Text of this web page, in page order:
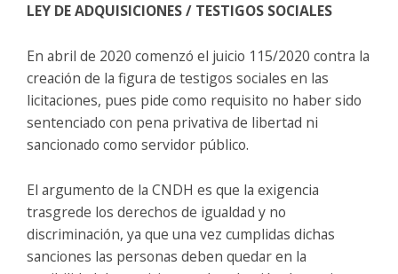
LEY DE ADQUISICIONES / TESTIGOS SOCIALES
En abril de 2020 comenzó el juicio 115/2020 contra la
creación de la figura de testigos sociales en las
licitaciones, pues pide como requisito no haber sido
sentenciado con pena privativa de libertad ni
sancionado como servidor público.
El argumento de la CNDH es que la exigencia
trasgrede los derechos de igualdad y no
discriminación, ya que una vez cumplidas dichas
sanciones las personas deben quedar en la